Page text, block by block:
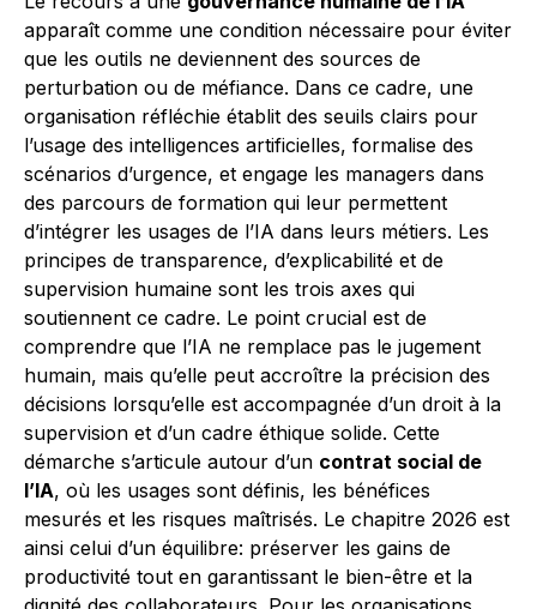
apparaît comme une condition nécessaire pour éviter
que les outils ne deviennent des sources de
perturbation ou de méfiance. Dans ce cadre, une
organisation réfléchie établit des seuils clairs pour
l’usage des intelligences artificielles, formalise des
scénarios d’urgence, et engage les managers dans
des parcours de formation qui leur permettent
d’intégrer les usages de l’IA dans leurs métiers. Les
principes de transparence, d’explicabilité et de
supervision humaine sont les trois axes qui
soutiennent ce cadre. Le point crucial est de
comprendre que l’IA ne remplace pas le jugement
humain, mais qu’elle peut accroître la précision des
décisions lorsqu’elle est accompagnée d’un droit à la
supervision et d’un cadre éthique solide. Cette
démarche s’articule autour d’un contrat social de
l’IA, où les usages sont définis, les bénéfices
mesurés et les risques maîtrisés. Le chapitre 2026 est
ainsi celui d’un équilibre: préserver les gains de
productivité tout en garantissant le bien-être et la